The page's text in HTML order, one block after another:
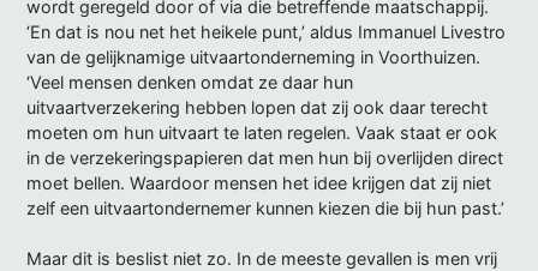
wordt geregeld door of via die betreffende maatschappij.
‘En dat is nou net het heikele punt,’ aldus Immanuel Livestro
van de gelijknamige uitvaartonderneming in Voorthuizen.
‘Veel mensen denken omdat ze daar hun
uitvaartverzekering hebben lopen dat zij ook daar terecht
moeten om hun uitvaart te laten regelen. Vaak staat er ook
in de verzekeringspapieren dat men hun bij overlijden direct
moet bellen. Waardoor mensen het idee krijgen dat zij niet
zelf een uitvaartondernemer kunnen kiezen die bij hun past.’
Maar dit is beslist niet zo. In de meeste gevallen is men vrij